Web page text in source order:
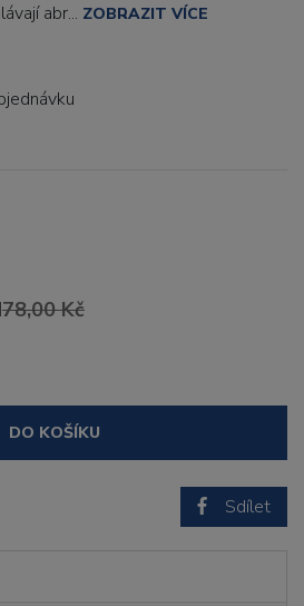
abr... ZOBRAZIT VÍCE
78,00 Kč
DO KOŠÍKU
Sdílet